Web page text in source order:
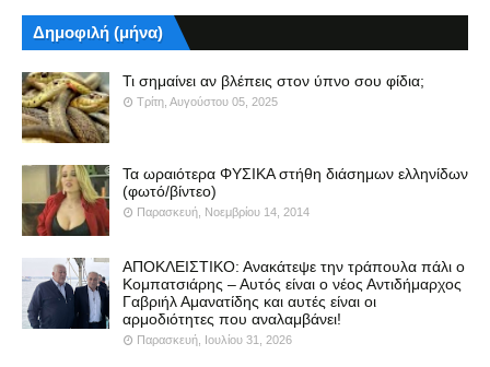
Δημοφιλή (μήνα)
Τι σημαίνει αν βλέπεις στον ύπνο σου φίδια;
Τρίτη, Αυγούστου 05, 2025
Τα ωραιότερα ΦΥΣΙΚΑ στήθη διάσημων ελληνίδων
(φωτό/βίντεο)
Παρασκευή, Νοεμβρίου 14, 2014
ΑΠΟΚΛΕΙΣΤΙΚΟ: Ανακάτεψε την τράπουλα πάλι ο
Κομπατσιάρης – Αυτός είναι ο νέος Αντιδήμαρχος
Γαβριήλ Αμανατίδης και αυτές είναι οι
αρμοδιότητες που αναλαμβάνει!
Παρασκευή, Ιουλίου 31, 2026